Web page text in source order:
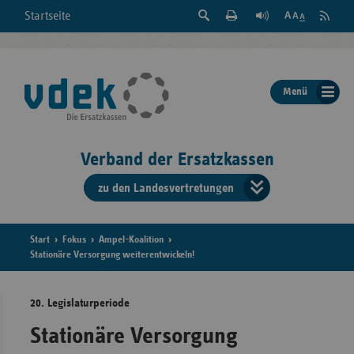
Startseite
Suche
der
Seite
Feed
Menü
Verband der Ersatzkassen
zu den Landesvertretungen
der
Start Fokus
Ampel-Koalition
Stationäre Versorgung weiterentwickeln!
20. Legislaturperiode
Stationäre Versorgung